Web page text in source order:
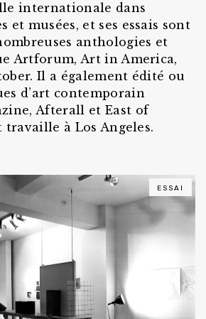
internationale dans
et musées, et ses essais sont
anthologies et
Artforum, Art in America,
Il a également édité ou
d’art contemporain
Afterall et East of
à Los Angeles.
ESSAI